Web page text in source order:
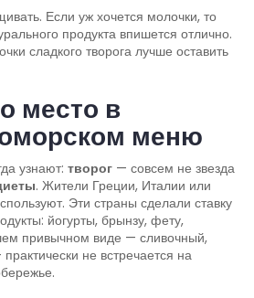
Если уж хочется молочки, то
продукта впишется отлично.
сладкого творога лучше оставить
место в
меню
узнают: творог — совсем не звезда
. Жители Греции, Италии или
Эти страны сделали ставку
йогурты, брынзу, фету,
привычном виде — сливочный,
не встречается на